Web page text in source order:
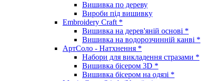
Вишивка по дереву
Вироби під вишивку
Embroidery Craft *
Вишивка на дерев'яній основі *
Вишивка на водорозчинній канві *
АртСоло - Натхнення *
Набори для викладення стразами *
Вишивка бісером 3D *
Вишивка бісером на одязі *